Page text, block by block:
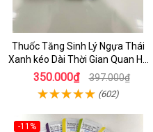
Thuốc Tăng Sinh Lý Ngựa Thái
Xanh kéo Dài Thời Gian Quan Hệ
Cho Nam _ dochoijapan.com
350.000₫ 397.000₫
(602)
-11%